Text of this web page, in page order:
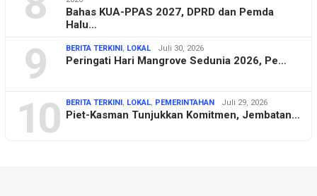
Bahas KUA-PPAS 2027, DPRD dan Pemda
Halu…
9 BERITA TERKINI, LOKAL Juli 30, 2026
Peringati Hari Mangrove Sedunia 2026, Pe…
10 BERITA TERKINI, LOKAL, PEMERINTAHAN Juli 29, 2026
Piet-Kasman Tunjukkan Komitmen, Jembatan…